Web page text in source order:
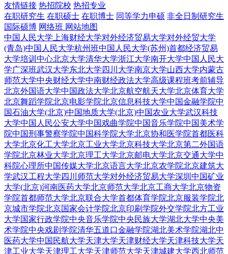
友情链接 热招院校 热招专业
在职研究生 在职硕士 在职博士 同等学力申硕 非全日制研究生
国际硕博 网络班 网站地图
中国人民大学 上海财经大学对外经济贸易大学对外经贸大学
(青岛)中国人民大学杭州班中国人民大学(苏州)首都经济贸易
大学培训中心北京大学清华大学浙江大学南开大学中国人民大
学广深班武汉大学东北大学 四川大学南京大学山西大学内蒙古
师范大学中央财经大学中南财经政法大学高级课程班考前辅导
北京外国语大学中国政法大学北京航空航天大学北京体育大学
北京舞蹈学院北京电影学院北京信息科技大学中国金融学院中
国石油大学(北京)中国地质大学(北京)中国农业大学武汉科技
大学中国人民公安大学中国戏曲学院中国音乐学院中国美术学
院中国刑事警察学院中国科学院大学北京协和医学院首都医科
大学北京化工大学北京工业大学北京科技大学北京第二外国语
学院北京林业大学北京理工大学北京邮电大学北京交通大学中
科院心理所中国传媒大学北京语言大学北京农学院北京建筑大
学武汉工程大学 四川师范大学对外经济贸易大学深圳 中国矿业
大学(北京)河南医药大学北京师范大学北京工商大学北京物资
学院首都师范大学北京联合大学首都体育学院北京服装学院北
京城市学院北京国家会计学院北京印刷学院外交学院北方工业
大学国家行政学院中央音乐学院中央民族大学湖北大学中央美
术学院中央戏剧学院清华五道口金融学院湖北美术学院湖北中
医药大学中国民航大学天津大学天津财经大学天津科技大学天
津工业大学天津理工大学天津师范大学天津城建大学西北师范